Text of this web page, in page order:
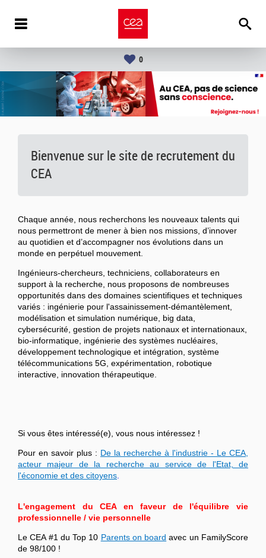
0
Bienvenue sur le site de recrutement du
CEA
Chaque année, nous recherchons les nouveaux talents qui
nous permettront de mener à bien nos missions, d’innover
au quotidien et d’accompagner nos évolutions dans un
monde en perpétuel mouvement.
Ingénieurs-chercheurs, techniciens, collaborateurs en
support à la recherche, nous proposons de nombreuses
opportunités dans des domaines scientifiques et techniques
variés : ingénierie pour l'assainissement-démantèlement,
modélisation et simulation numérique, big data,
cybersécurité, gestion de projets nationaux et internationaux,
bio-informatique, ingénierie des systèmes nucléaires,
développement technologique et intégration, système
télécommunications 5G, expérimentation, robotique
interactive, innovation thérapeutique.
Si vous êtes intéressé(e), vous nous intéressez !
Pour en savoir plus : De la recherche à l'industrie - Le CEA,
acteur majeur de la recherche au service de l'Etat, de
l'économie et des citoyens
L'engagement du CEA en faveur de l'équilibre vie
professionnelle / vie personnelle
Le CEA #1 du Top 10 Parents on board avec un FamilyScore
de 98/100 !